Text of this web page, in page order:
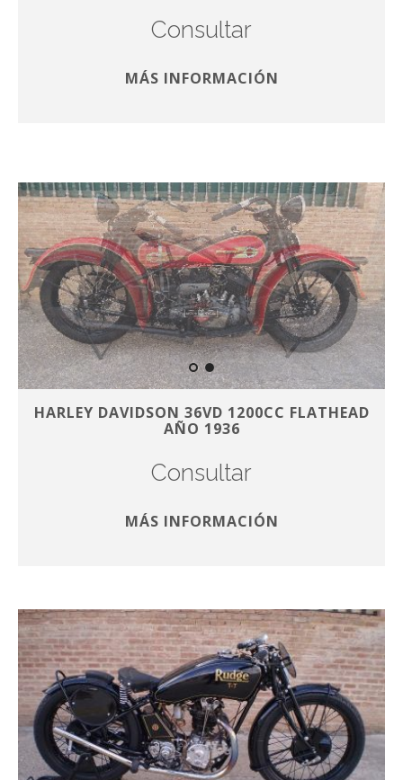
Consultar
MÁS INFORMACIÓN
HARLEY DAVIDSON 36VD 1200CC FLATHEAD
AÑO 1936
Consultar
MÁS INFORMACIÓN